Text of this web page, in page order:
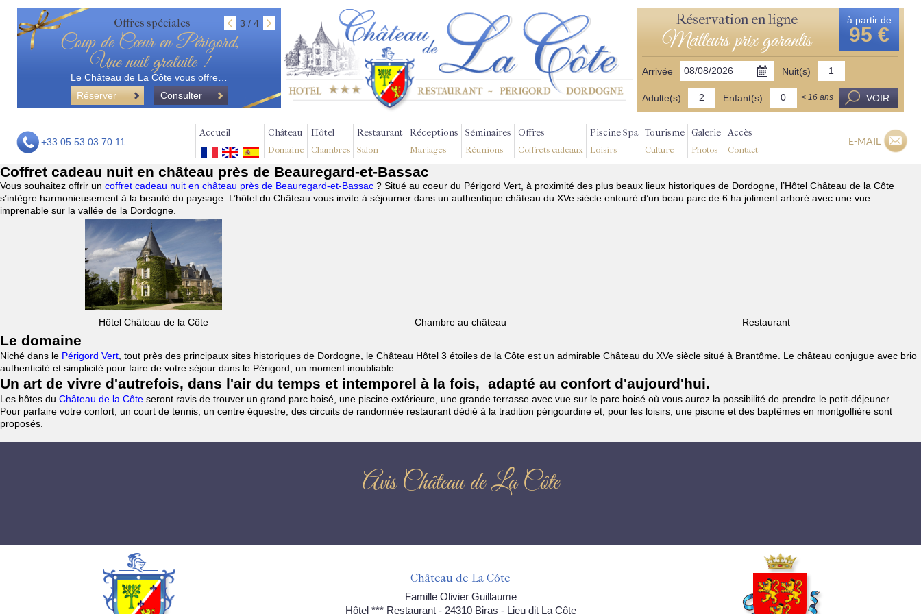
Offres spéciales 3 / 4
Coup de Cœur en Périgord,
Une nuit gratuite !
Le Château de La Côte vous offre…
Réserver
Consulter
Réservation en ligne
Meilleurs prix garantis
à partir de
95 €
Arrivée Nuit(s)
Adulte(s) Enfant(s) < 16 ans VOIR
+33 05.53.03.70.11
Accueil Château
Domaine
Hôtel
Chambres
Restaurant
Salon
Réceptions
Mariages
Séminaires
Réunions
Offres
Coffrets cadeaux
Piscine Spa
Loisirs
Tourisme
Culture
Galerie
Photos
Accès
Contact
E-MAIL
Coffret cadeau nuit en château près de Beauregard-et-Bassac
Vous souhaitez offrir un coffret cadeau nuit en château près de Beauregard-et-Bassac ? Situé au coeur du Périgord Vert, à proximité des plus beaux lieux historiques de Dordogne, l’Hôtel Château de la Côte
s’intègre harmonieusement à la beauté du paysage. L’hôtel du Château vous invite à séjourner dans un authentique château du XVe siècle entouré d’un beau parc de 6 ha joliment arboré avec une vue
imprenable sur la vallée de la Dordogne.
Hôtel Château de la Côte Chambre au château Restaurant
Le domaine
Niché dans le Périgord Vert , tout près des principaux sites historiques de Dordogne, le Château Hôtel 3 étoiles de la Côte est un admirable Château du XVe siècle situé à Brantôme. Le château conjugue avec brio
authenticité et simplicité pour faire de votre séjour dans le Périgord, un moment inoubliable.
Un art de vivre d'autrefois, dans l'air du temps et intemporel à la fois, adapté au confort d'aujourd'hui.
Les hôtes du Château de la Côte seront ravis de trouver un grand parc boisé, une piscine extérieure, une grande terrasse avec vue sur le parc boisé où vous aurez la possibilité de prendre le petit-déjeuner.
Pour parfaire votre confort, un court de tennis, un centre équestre, des circuits de randonnée restaurant dédié à la tradition périgourdine et, pour les loisirs, une piscine et des baptêmes en montgolfière sont
proposés.
Avis Château de La Côte
Château de La Côte
Famille Olivier Guillaume
Hôtel *** Restaurant - 24310 Biras - Lieu dit La Côte